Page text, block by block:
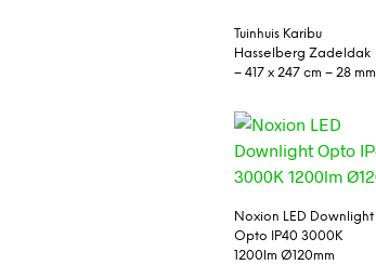
Tuinhuis Karibu
Hasselberg Zadeldak
– 417 x 247 cm – 28 mm
Noxion LED Downlight
Opto IP40 3000K
1200lm Ø120mm